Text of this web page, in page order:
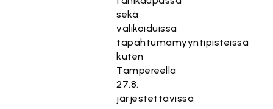
sekä
valikoiduissa
tapahtumamyyntipisteissä
kuten
Tampereella
27.8.
järjestettävissä